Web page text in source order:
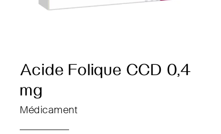
Acide Folique CCD 0,4
mg
Médicament